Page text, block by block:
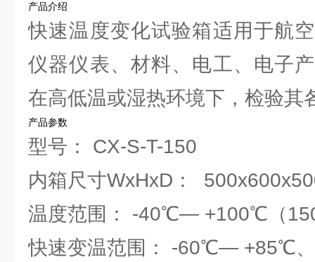
产品介绍
快速温度变化试验箱适用于航
仪器仪表、材料、电工、电子
在高低温或湿热环境下，检验其
产品参数
型号： CX-S-T-150
内箱尺寸WxHxD：
温度范围： -40℃— +100℃（
快速变温范围： -60℃— +85℃